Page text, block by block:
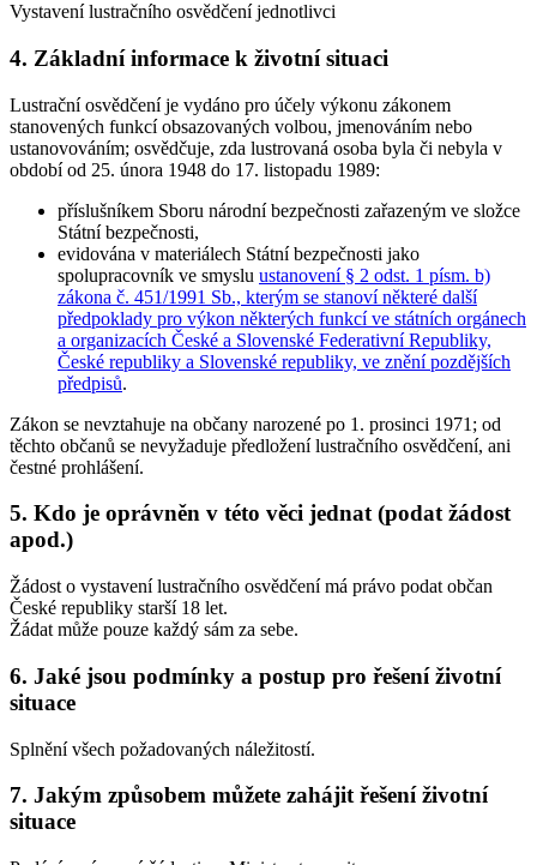
Vystavení lustračního osvědčení jednotlivci
4. Základní informace k životní situaci
Lustrační osvědčení je vydáno pro účely výkonu zákonem
stanovených funkcíobsazovaných volbou, jmenováním nebo
ustanovováním; osvědčuje, zda lustrovaná osoba byla či nebyla v
období od 25. února 1948 do 17. listopadu 1989:
příslušníkem Sboru národní bezpečnosti zařazeným ve složce
Státní bezpečnosti,
evidována v materiálech Státní bezpečnosti jako
spolupracovník ve smyslu ustanovení § 2 odst. 1 písm. b)
zákona č. 451/1991 Sb., kterým se stanoví některé další
předpoklady pro výkon některých funkcí ve státních orgánech
a organizacích České a Slovenské Federativní Republiky,
České republiky a Slovenské republiky, ve znění pozdějších
předpisů.
Zákon se nevztahuje na občany narozené po 1. prosinci 1971 ; od
těchto občanů se nevyžaduje předložení lustračního osvědčení, ani
čestné prohlášení.
5. Kdo je oprávněn v této věci jednat (podat žádost
apod.)
Žádost o vystavení lustračního osvědčení má právo podat občan
České republiky starší 18 let.
Žádat může pouze každý sám za sebe.
6. Jaké jsou podmínky a postup pro řešení životní
situace
Splnění všech požadovaných náležitostí.
7. Jakým způsobem můžete zahájit řešení životní
situace